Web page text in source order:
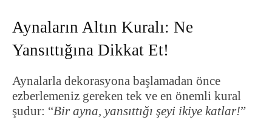
Aynaların Altın Kuralı: Ne
Yansıttığına Dikkat Et!
Aynalarla dekorasyona başlamadan önce
ezberlemeniz gereken tek ve en önemli kural
şudur: “Bir ayna, yansıttığı şeyi ikiye katlar!”